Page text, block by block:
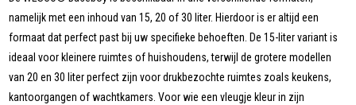
namelijk met een inhoud van 15, 20 of 30 liter. Hierdoor is er altijd een
formaat dat perfect past bij uw specifieke behoeften. De 15-liter variant is
ideaal voor kleinere ruimtes of huishoudens, terwijl de grotere modellen
van 20 en 30 liter perfect zijn voor drukbezochte ruimtes zoals keukens,
kantoorgangen of wachtkamers. Voor wie een vleugje kleur in zijn